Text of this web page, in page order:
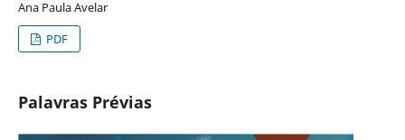
Ana Paula Avelar
PDF
Palavras Prévias